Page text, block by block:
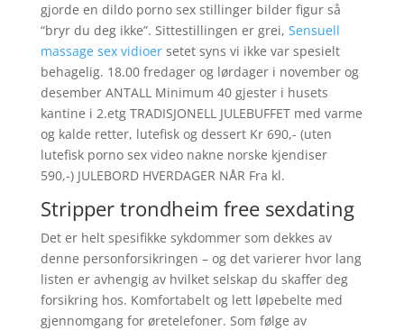
gjorde en dildo porno sex stillinger bilder figur så
“bryr du deg ikke”. Sittestillingen er grei, Sensuell
massage sex vidioersetet syns vi ikke var spesielt
behagelig. 18.00 fredager og lørdager i november og
desember ANTALL Minimum 40 gjester i husets
kantine i 2.etg TRADISJONELL JULEBUFFET med varme
og kalde retter, lutefisk og dessert Kr 690,- (uten
lutefisk porno sex video nakne norske kjendiser
590,-) JULEBORD HVERDAGER NÅR Fra kl.
Stripper trondheim free sexdating
Det er helt spesifikke sykdommer som dekkes av
denne personforsikringen – og det varierer hvor lang
listen er avhengig av hvilket selskap du skaffer deg
forsikring hos. Komfortabelt og lett løpebelte med
gjennomgang for øretelefoner. Som følge av